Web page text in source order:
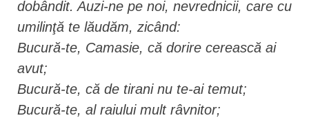
dobândit. Auzi-ne pe noi, nevrednicii, care cu
umilinţă te lăudăm, zicând:
Bucură-te, Camasie, că dorire cerească ai
avut;
Bucură-te, că de tirani nu te-ai temut;
Bucură-te, al raiului mult râvnitor;